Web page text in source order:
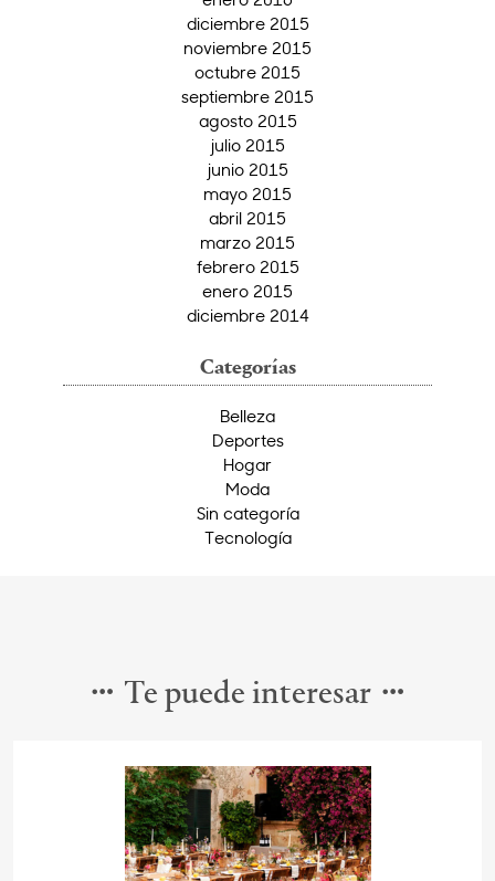
diciembre 2015
noviembre 2015
octubre 2015
septiembre 2015
agosto 2015
julio 2015
junio 2015
mayo 2015
abril 2015
marzo 2015
febrero 2015
enero 2015
diciembre 2014
Categorías
Belleza
Deportes
Hogar
Moda
Sin categoría
Tecnología
Te puede interesar